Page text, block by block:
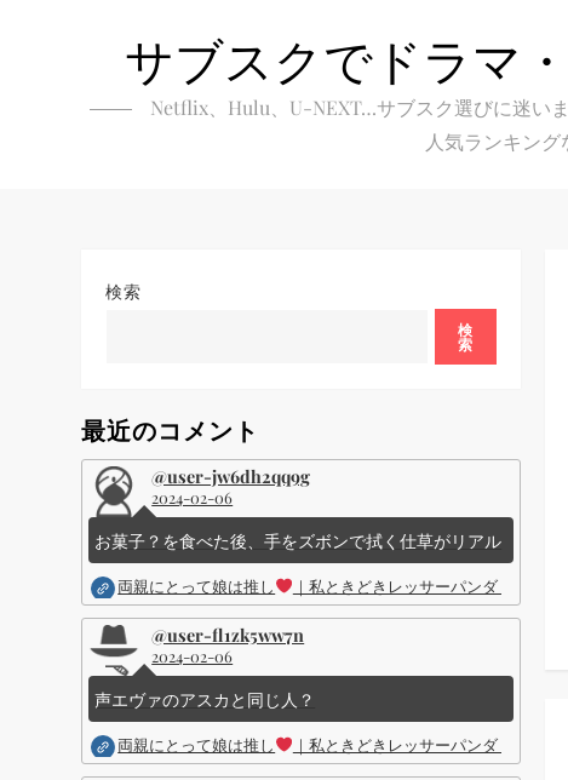
サブスクでドラマ
Netflix、Hulu、U-NEXT…サブスク選びに迷い
人気ランキン
検索
検
索
最近のコメント
@user-jw6dh2qq9g
2024-02-06
お菓子？を食べた後、手をズボンで拭く仕草がリアル
両親にとって娘は推し ｜私ときどきレッサーパンダ ｜
@user-fl1zk5ww7n
2024-02-06
声エヴァのアスカと同じ人？
両親にとって娘は推し ｜私ときどきレッサーパンダ ｜Disney